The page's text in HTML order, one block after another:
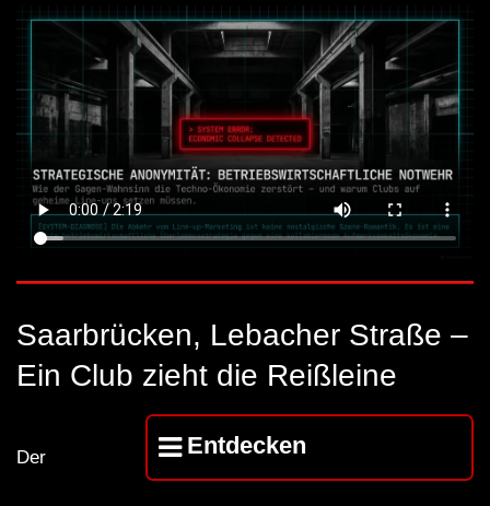
Saarbrücken, Lebacher Straße –
Ein Club zieht die Reißleine
Entdecken
Der